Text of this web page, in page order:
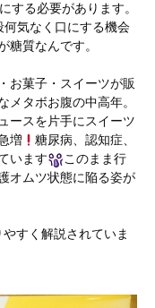
する必要があります。
気なく口にする機会
糖質なんです。
お菓子・スイーツが販
メタボお腹の中高年。
ースを片手にスイーツ
増
糖尿病、認知症、
います
このまま行
オムツ状態に陥る姿が
すく解説されていま